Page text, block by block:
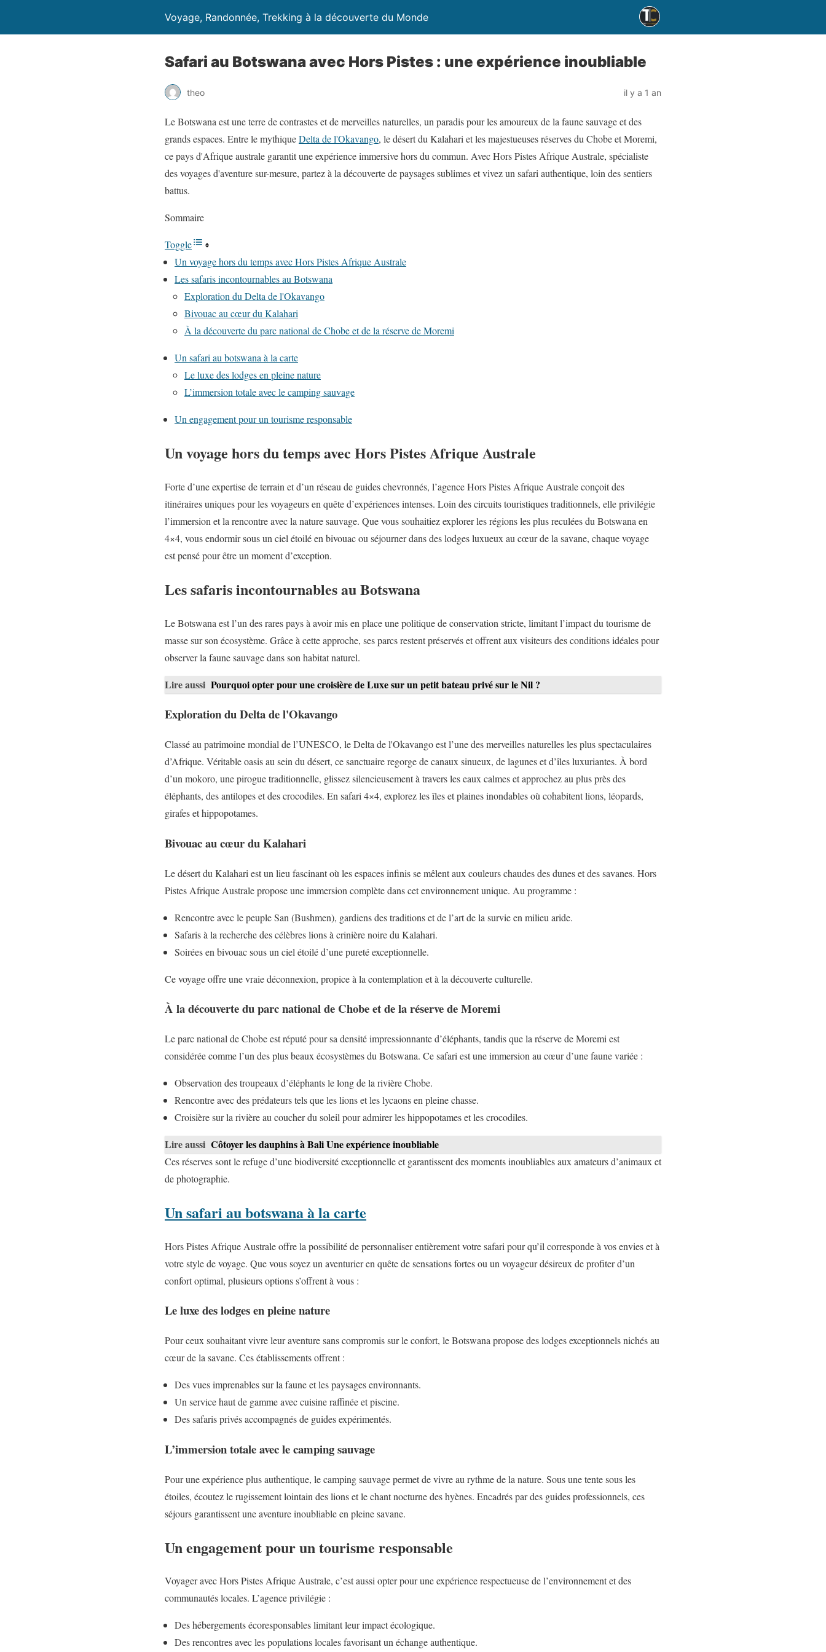
Voyage, Randonnée, Trekking à la découverte du Monde
Safari au Botswana avec Hors Pistes : une expérience inoubliable
theo il y a 1 an
Le Botswana est une terre de contrastes et de merveilles naturelles, un paradis pour les amoureux de la faune sauvage et des
grands espaces. Entre le mythiqueDelta de l'Okavango, le désert du Kalahari et les majestueuses réserves du Chobe et Moremi,
ce pays d'Afrique australe garantit une expérience immersive hors du commun. Avec Hors Pistes Afrique Australe, spécialiste
des voyages d'aventure sur-mesure, partez à la découverte de paysages sublimes et vivez un safari authentique, loin des sentiers
battus.
Sommaire
Toggle
Un voyage hors du temps avec Hors Pistes Afrique Australe
Les safaris incontournables au Botswana
Exploration du Delta de l'Okavango
Bivouac au cœur du Kalahari
À la découverte du parc national de Chobe et de la réserve de Moremi
Un safari au botswana à la carte
Le luxe des lodges en pleine nature
L’immersion totale avec le camping sauvage
Un engagement pour un tourisme responsable
Un voyage hors du temps avec Hors Pistes Afrique Australe
Forte d’une expertise de terrain et d’un réseau de guides chevronnés, l’agence Hors Pistes Afrique Australe conçoit des
itinéraires uniques pour les voyageurs en quête d’expériences intenses. Loin des circuits touristiques traditionnels, elle privilégie
l’immersion et la rencontre avec la nature sauvage. Que vous souhaitiez explorer les régions les plus reculées du Botswana en
4×4, vous endormir sous un ciel étoilé en bivouac ou séjourner dans des lodges luxueux au cœur de la savane, chaque voyage
est pensé pour être un moment d’exception.
Les safaris incontournables au Botswana
Le Botswana est l’un des rares pays à avoir mis en place une politique de conservation stricte, limitant l’impact du tourisme de
masse sur son écosystème. Grâce à cette approche, ses parcs restent préservés et offrent aux visiteurs des conditions idéales pour
observer la faune sauvage dans son habitat naturel.
Lire aussi Pourquoi opter pour une croisière de Luxe sur un petit bateau privé sur le Nil ?
Exploration du Delta de l'Okavango
Classé au patrimoine mondial de l’UNESCO, le Delta de l'Okavango est l’une des merveilles naturelles les plus spectaculaires
d’Afrique. Véritable oasis au sein du désert, ce sanctuaire regorge de canaux sinueux, de lagunes et d’îles luxuriantes. À bord
d’un mokoro, une pirogue traditionnelle, glissez silencieusement à travers les eaux calmes et approchez au plus près des
éléphants, des antilopes et des crocodiles. En safari 4×4, explorez les îles et plaines inondables où cohabitent lions, léopards,
girafes et hippopotames.
Bivouac au cœur du Kalahari
Le désert du Kalahari est un lieu fascinant où les espaces infinis se mêlent aux couleurs chaudes des dunes et des savanes. Hors
Pistes Afrique Australe propose une immersion complète dans cet environnement unique. Au programme :
Rencontre avec le peuple San (Bushmen), gardiens des traditions et de l’art de la survie en milieu aride.
Safaris à la recherche des célèbres lions à crinière noire du Kalahari.
Soirées en bivouac sous un ciel étoilé d’une pureté exceptionnelle.
Ce voyage offre une vraie déconnexion, propice à la contemplation et à la découverte culturelle.
À la découverte du parc national de Chobe et de la réserve de Moremi
Le parc national de Chobe est réputé pour sa densité impressionnante d’éléphants, tandis que la réserve de Moremi est
considérée comme l’un des plus beaux écosystèmes du Botswana. Ce safari est une immersion au cœur d’une faune variée :
Observation des troupeaux d’éléphants le long de la rivière Chobe.
Rencontre avec des prédateurs tels que les lions et les lycaons en pleine chasse.
Croisière sur la rivière au coucher du soleil pour admirer les hippopotames et les crocodiles.
Lire aussi Côtoyer les dauphins à Bali Une expérience inoubliable
Ces réserves sont le refuge d’une biodiversité exceptionnelle et garantissent des moments inoubliables aux amateurs d’animaux et
de photographie.
Un safari au botswana à la carte
Hors Pistes Afrique Australe offre la possibilité de personnaliser entièrement votre safari pour qu’il corresponde à vos envies et à
votre style de voyage. Que vous soyez un aventurier en quête de sensations fortes ou un voyageur désireux de profiter d’un
confort optimal, plusieurs options s’offrent à vous :
Le luxe des lodges en pleine nature
Pour ceux souhaitant vivre leur aventure sans compromis sur le confort, le Botswana propose des lodges exceptionnels nichés au
cœur de la savane. Ces établissements offrent :
Des vues imprenables sur la faune et les paysages environnants.
Un service haut de gamme avec cuisine raffinée et piscine.
Des safaris privés accompagnés de guides expérimentés.
L’immersion totale avec le camping sauvage
Pour une expérience plus authentique, le camping sauvage permet de vivre au rythme de la nature. Sous une tente sous les
étoiles, écoutez le rugissement lointain des lions et le chant nocturne des hyènes. Encadrés par des guides professionnels, ces
séjours garantissent une aventure inoubliable en pleine savane.
Un engagement pour un tourisme responsable
Voyager avec Hors Pistes Afrique Australe, c’est aussi opter pour une expérience respectueuse de l’environnement et des
communautés locales. L’agence privilégie :
Des hébergements écoresponsables limitant leur impact écologique.
Des rencontres avec les populations locales favorisant un échange authentique.